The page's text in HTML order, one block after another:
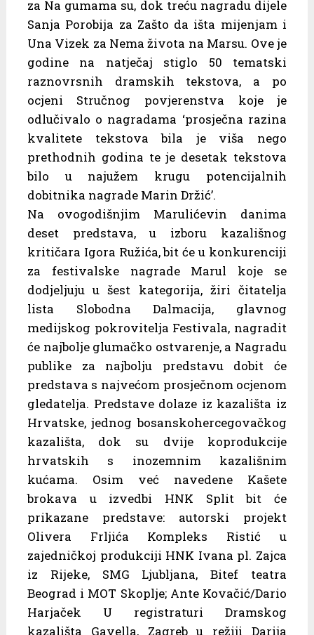
za Na gumama su, dok treću nagradu dijele
Sanja Porobija za Zašto da išta mijenjam i
Una Vizek za Nema života na Marsu. Ove je
godine na natječaj stiglo 50 tematski
raznovrsnih dramskih tekstova, a po
ocjeni Stručnog povjerenstva koje je
odlučivalo o nagradama ‘prosječna razina
kvalitete tekstova bila je viša nego
prethodnih godina te je desetak tekstova
bilo u najužem krugu potencijalnih
dobitnika nagrade Marin Držić’.
Na ovogodišnjim Marulićevin danima
deset predstava, u izboru kazališnog
kritičara Igora Ružića, bit će u konkurenciji
za festivalske nagrade Marul koje se
dodjeljuju u šest kategorija, žiri čitatelja
lista Slobodna Dalmacija, glavnog
medijskog pokrovitelja Festivala, nagradit
će najbolje glumačko ostvarenje, a Nagradu
publike za najbolju predstavu dobit će
predstava s najvećom prosječnom ocjenom
gledatelja. Predstave dolaze iz kazališta iz
Hrvatske, jednog bosanskohercegovačkog
kazališta, dok su dvije koprodukcije
hrvatskih s inozemnim kazališnim
kućama. Osim već navedene Kašete
brokava u izvedbi HNK Split bit će
prikazane predstave: autorski projekt
Olivera Frljića Kompleks Ristić u
zajedničkoj produkciji HNK Ivana pl. Zajca
iz Rijeke, SMG Ljubljana, Bitef teatra
Beograd i MOT Skoplje; Ante Kovačić/Dario
Harjaček U registraturi Dramskog
kazališta Gavella, Zagreb u režiji Darija